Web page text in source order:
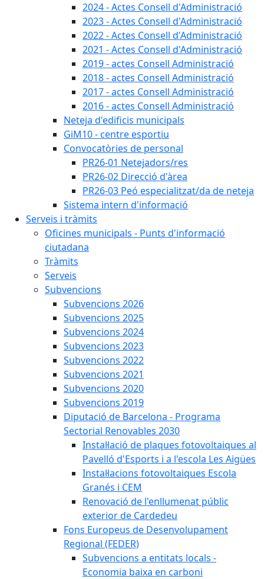
2024 - Actes Consell d'Administració
2023 - Actes Consell d'Administració
2022 - Actes Consell d'Administració
2021 - Actes Consell d'Administració
2019 - actes Consell Administració
2018 - actes Consell Administració
2017 - actes Consell Administració
2016 - actes Consell Administració
Neteja d'edificis municipals
GiM10 - centre esportiu
Convocatòries de personal
PR26-01 Netejadors/res
PR26-02 Direcció d'àrea
PR26-03 Peó especialitzat/da de neteja
Sistema intern d'informació
Serveis i tràmits
Oficines municipals - Punts d'informació
ciutadana
Tràmits
Serveis
Subvencions
Subvencions 2026
Subvencions 2025
Subvencions 2024
Subvencions 2023
Subvencions 2022
Subvencions 2021
Subvencions 2020
Subvencions 2019
Diputació de Barcelona - Programa
Sectorial Renovables 2030
Instal·lació de plaques fotovoltaiques al
Pavelló d'Esports i a l'escola Les Aigües
Instal·lacions fotovoltaiques Escola
Granés i CEM
Renovació de l'enllumenat públic
exterior de Cardedeu
Fons Europeus de Desenvolupament
Regional (FEDER)
Subvencions a entitats locals -
Economia baixa en carboni